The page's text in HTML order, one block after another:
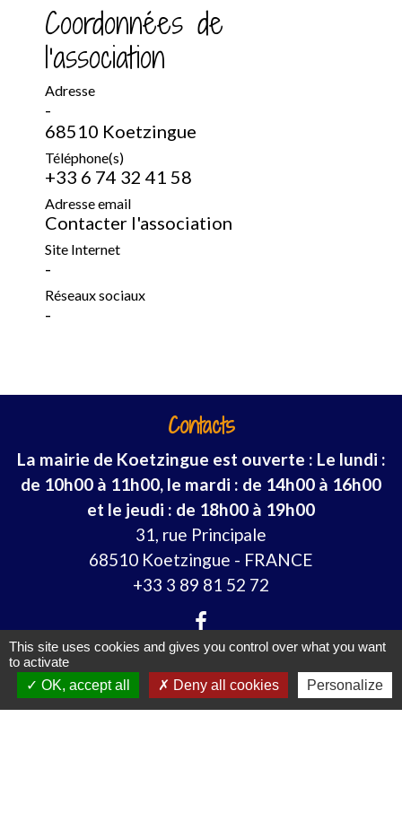
Coordonnées de
l'association
Adresse
-
68510 Koetzingue
Téléphone(s)
+33 6 74 32 41 58
Adresse email
Contacter l'association
Site Internet
-
Réseaux sociaux
-
Contacts
La mairie de Koetzingue est ouverte : Le lundi :
de 10h00 à 11h00, le mardi : de 14h00 à 16h00
et le jeudi : de 18h00 à 19h00
31, rue Principale
68510 Koetzingue - FRANCE
+33 3 89 81 52 72
Liens
This site uses cookies and gives you control over what you want
to activate
OK, accept all
Deny all cookies Personalize